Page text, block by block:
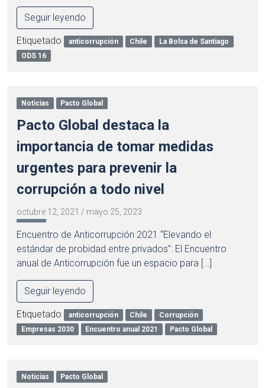
Seguir leyendo
Etiquetado anticorrupción Chile
La Bolsa de Santiago
ODS 16
Noticias Pacto Global
Pacto Global destaca la
importancia de tomar medidas
urgentes para prevenir la
corrupción a todo nivel
octubre 12, 2021 / mayo 25, 2023
Encuentro de Anticorrupción 2021 “Elevando el
estándar de probidad entre privados”: El Encuentro
anual de Anticorrupción fue un espacio para […]
Seguir leyendo
Etiquetado anticorrupción Chile
Corrupción
Empresas 2030
Encuentro anual 2021 Pacto Global
Noticias Pacto Global